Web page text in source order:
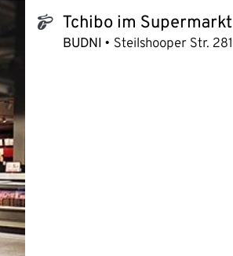
tchibo_logo Tchibo im Supermarkt
BUDNI Steilshooper Str. 281